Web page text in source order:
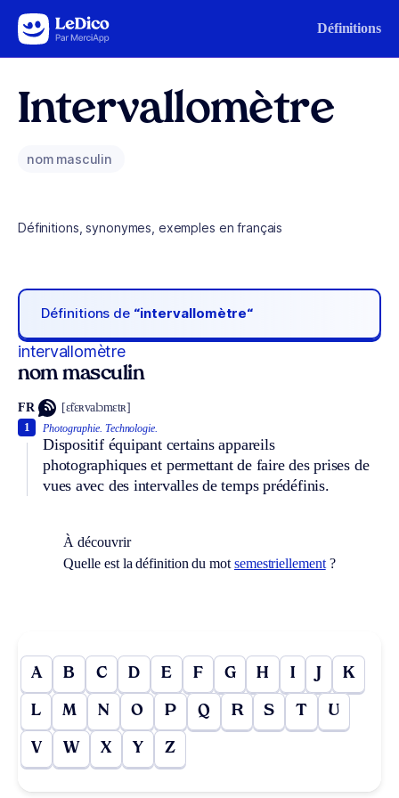
Aller au contenu Définitions
Intervallomètre
nom masculin
Définitions, synonymes, exemples en français
Définitions de “intervallomètre“
intervallomètre
nom masculin
FR [ɛ̃tɛʀvalɔmɛtʀ]
Photographie. Technologie.
Dispositif équipant certains appareils
photographiques et permettant de faire des prises de
vues avec des intervalles de temps prédéfinis.
1
À découvrir
Quelle est la définition du mot semestriellement?
A B C D E F G H I J K
L M N O P Q R S T U
V W X Y Z